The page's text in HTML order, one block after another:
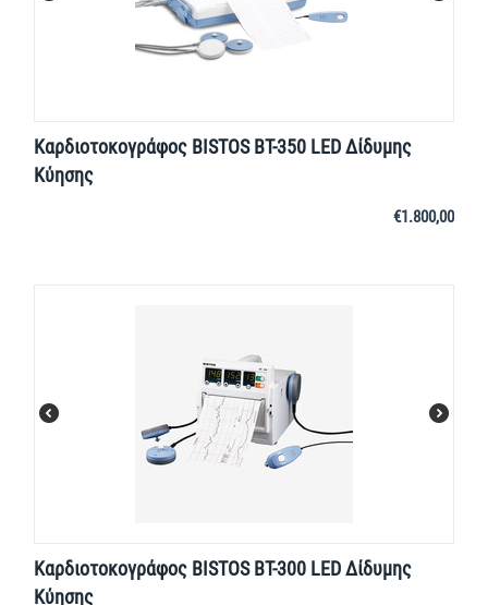
Καρδιοτοκογράφος BISTOS BT-350 LED Δίδυμης
Κύησης
€1.800,00
Καρδιοτοκογράφος BISTOS BT-300 LED Δίδυμης
Κύησης